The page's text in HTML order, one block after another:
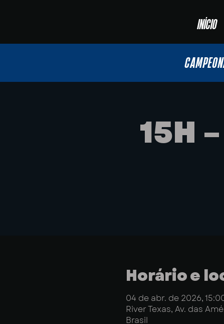
INÍCIO
15H
Horário e
04 de abr. de 2026,
River Texas, Av. das
Brasil